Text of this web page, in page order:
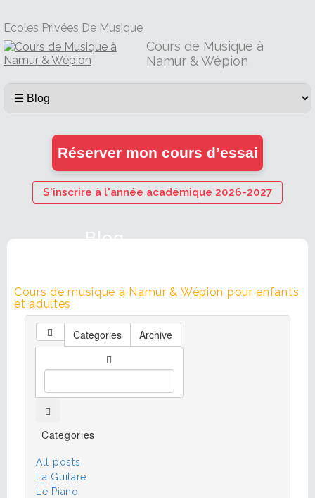
Ecoles Privées De Musique
Cours de Musique à
Namur & Wépion
Réserver mon cours d’essai
S'inscrire à l'année académique 2026-2027
Blog
Cours de musique à Namur & Wépion pour enfants
et adultes
Categories Archive
Categories
All posts
La Guitare
Le Piano